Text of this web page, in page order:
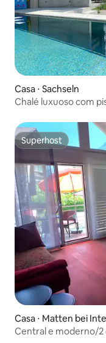
Casa ⋅ Sachseln
Chalé luxuoso com
Superhost
Superhost
Casa ⋅ Matten bei
Central e moderno/